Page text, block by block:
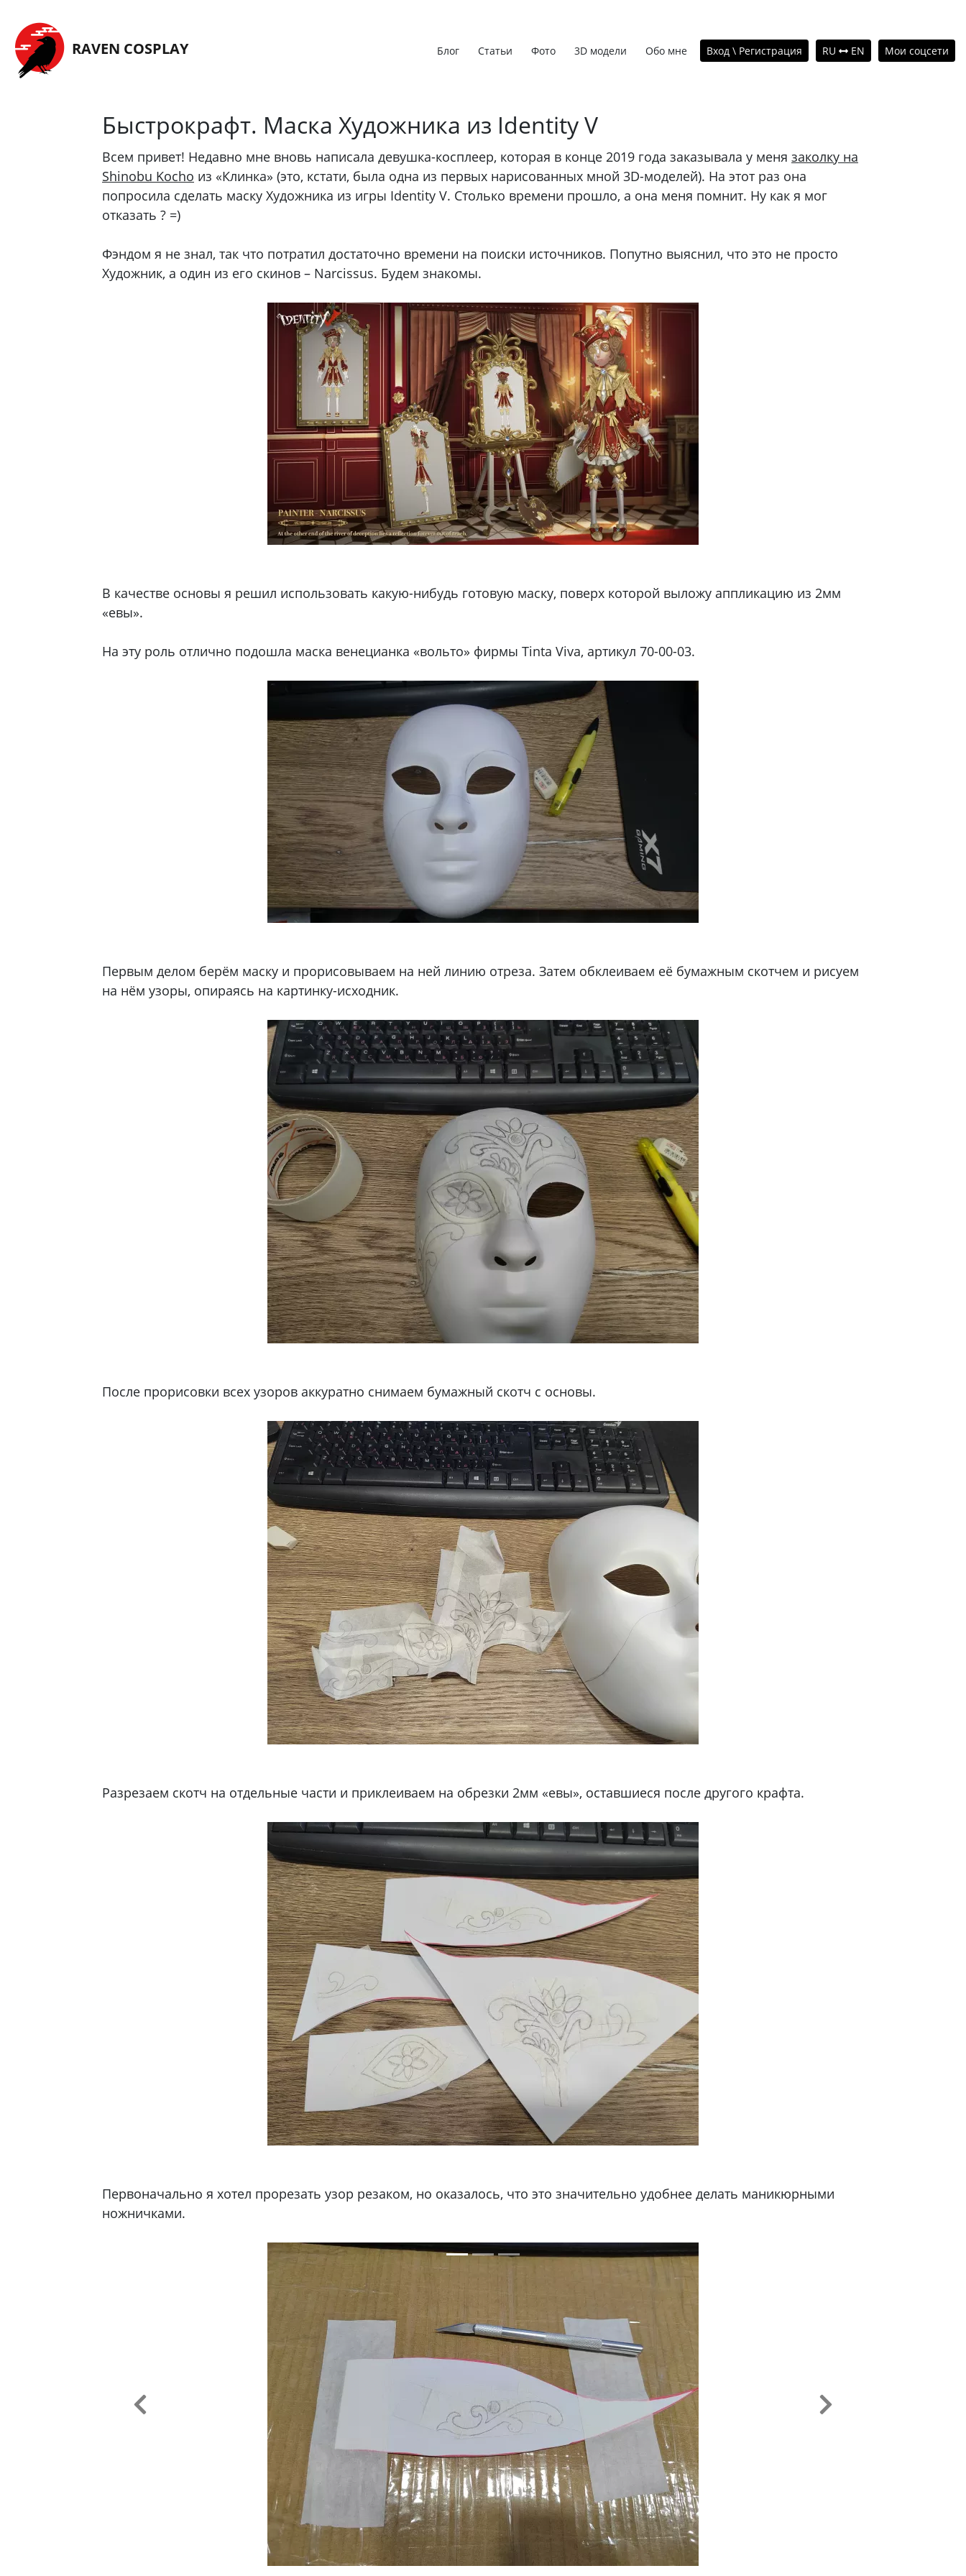
Перейти на главную страницу
RAVEN COSPLAY
Блог Статьи Фото 3D модели Обо мне Вход \ Регистрация RU EN Мои соцсети
Быстрокрафт. Маска Художника из Identity V
Всем привет! Недавно мне вновь написала девушка-косплеер, которая в конце 2019 года заказывала у меня заколку на
Shinobu Kocho из «Клинка» (это, кстати, была одна из первых нарисованных мной 3D-моделей). На этот раз она
попросила сделать маску Художника из игры Identity V. Столько времени прошло, а она меня помнит. Ну как я мог
отказать ? =)
Фэндом я не знал, так что потратил достаточно времени на поиски источников. Попутно выяснил, что это не просто
Художник, а один из его скинов – Narcissus. Будем знакомы.
В качестве основы я решил использовать какую-нибудь готовую маску, поверх которой выложу аппликацию из 2мм
«евы».
На эту роль отлично подошла маска венецианка «вольто» фирмы Tinta Viva, артикул 70-00-03.
Первым делом берём маску и прорисовываем на ней линию отреза. Затем обклеиваем её бумажным скотчем и рисуем
на нём узоры, опираясь на картинку-исходник.
После прорисовки всех узоров аккуратно снимаем бумажный скотч с основы.
Разрезаем скотч на отдельные части и приклеиваем на обрезки 2мм «евы», оставшиеся после другого крафта.
Первоначально я хотел прорезать узор резаком, но оказалось, что это значительно удобнее делать маникюрными
ножничками.